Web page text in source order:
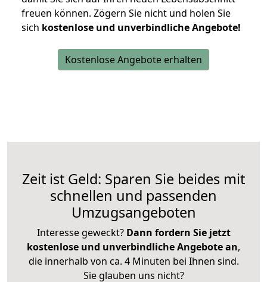
freuen können. Zögern Sie nicht und holen Sie
sich kostenlose und unverbindliche Angebote!
Kostenlose Angebote erhalten
Zeit ist Geld: Sparen Sie beides mit
schnellen und passenden
Umzugsangeboten
Interesse geweckt? Dann fordern Sie jetzt
kostenlose und unverbindliche Angebote an,
die innerhalb von ca. 4 Minuten bei Ihnen sind.
Sie glauben uns nicht?